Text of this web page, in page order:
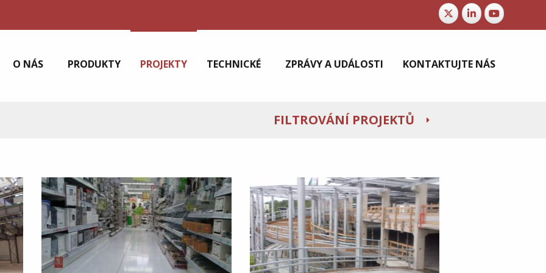
O NÁS PRODUKTY PROJEKTY TECHNICKÉ ZPRÁVY A UDÁLOSTI KONTAKTUJTE NÁS
FILTROVÁNÍ PROJEKTŮ